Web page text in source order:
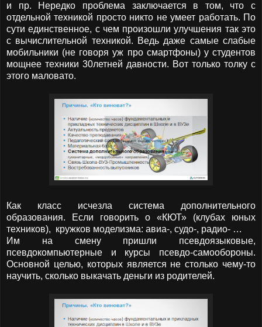
и пр. Нередко проблема заключается в том, что с
отдельной техникой просто никто не умеет работать. По
сути единственное, с чем произошли улучшения так это
с вычислительной техникой. Ведь даже самые слабые
мобильники (не говоря уж про смартфоны) у студентов
мощнее техники 30летней давности. Вот только толку с
этого маловато.
Как класс исчезла система дополнительного
образования. Если говорить о «КЮТ» (клубах юных
техников), кружков моделизма: авиа-, судо-, радио- …
Им на смену пришли псевдоязыковые,
псевдокомпьютерные и курсы псевдо-самообороны.
Основной целью, которых является не столько чему-то
научить, сколько выкачать деньги из родителей.